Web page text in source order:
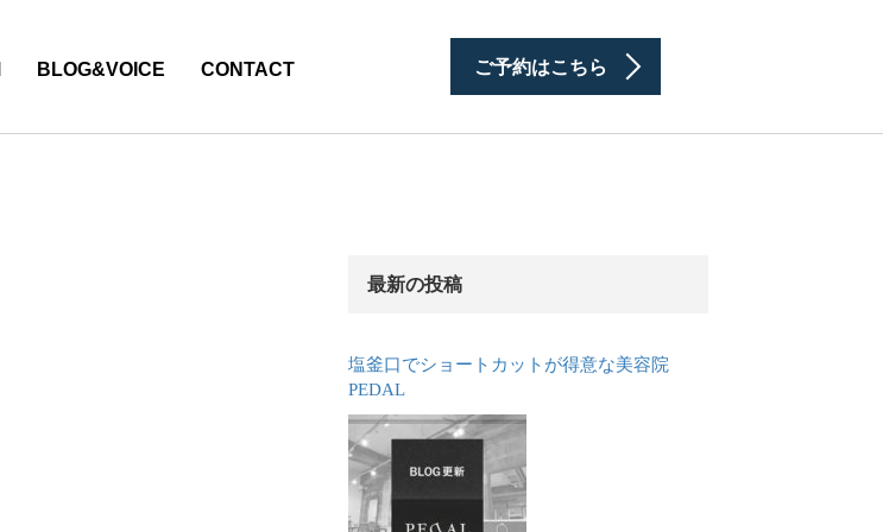
BLOG&VOICE CONTACT ご予約はこちら
最新の投稿
塩釜口でショートカットが得意な美容院
PEDAL